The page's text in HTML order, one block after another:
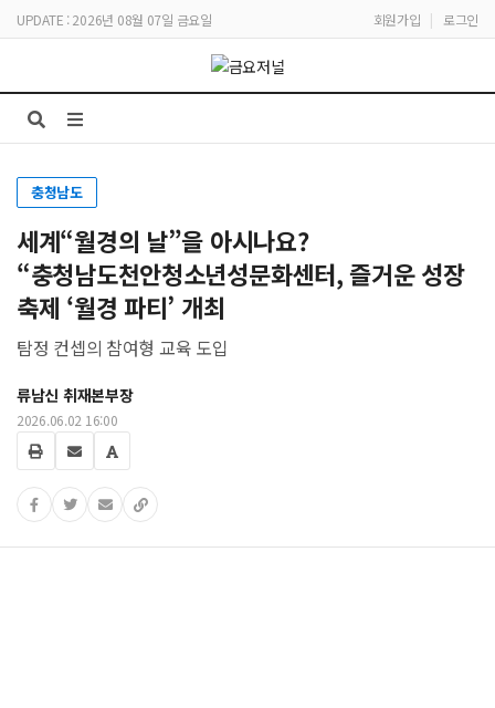
UPDATE : 2026년 08월 07일 금요일 회원가입 | 로그인
충청남도
세계“월경의 날”을 아시나요?
“충청남도천안청소년성문화센터, 즐거운 성장
축제 ‘월경 파티’ 개최
탐정 컨셉의 참여형 교육 도입
류남신 취재본부장
2026.06.02 16:00